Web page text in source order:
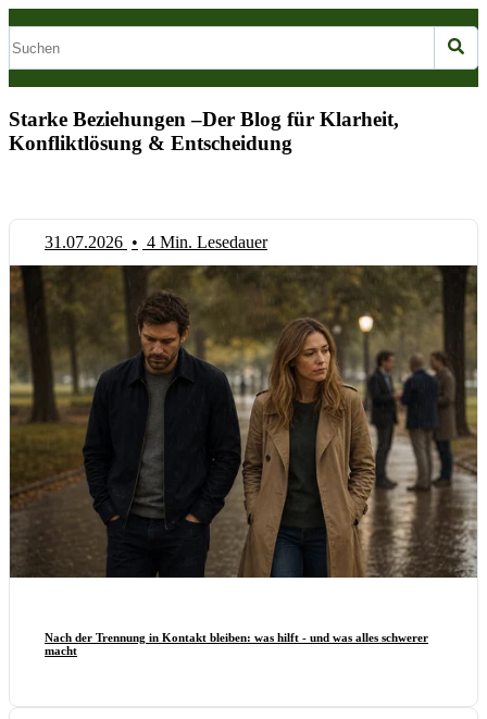
Starke Beziehungen –Der Blog für Klarheit,
Konfliktlösung & Entscheidung
31.07.2026 • 4 Min. Lesedauer
Nach der Trennung in Kontakt bleiben: was hilft - und was alles schwerer
macht